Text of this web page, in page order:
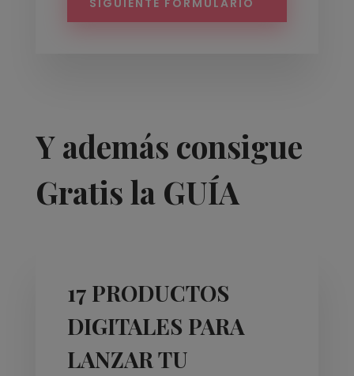
Y además consigue
Gratis la GUÍA
17 PRODUCTOS
DIGITALES PARA
LANZAR TU